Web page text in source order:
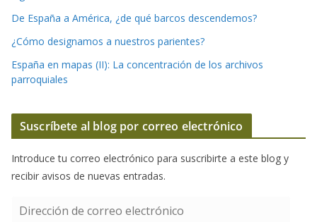
De España a América, ¿de qué barcos descendemos?
¿Cómo designamos a nuestros parientes?
España en mapas (II): La concentración de los archivos
parroquiales
Suscríbete al blog por correo electrónico
Introduce tu correo electrónico para suscribirte a este blog y
recibir avisos de nuevas entradas.